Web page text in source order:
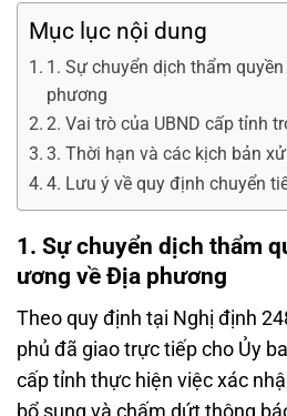
Mục lục nội dung
1. Sự chuyển dịch thẩm
phương
2. Vai trò của UBND cấp tỉnh
3. Thời hạn và các kịch bản
4. Lưu ý về quy định chuyển
1. Sự chuyển dịch thẩm
ương về Địa phương
Theo quy định tại Nghị định
phủ đã giao trực tiếp cho Ủy
cấp tỉnh thực hiện việc xác
bổ sung và chấm dứt thông